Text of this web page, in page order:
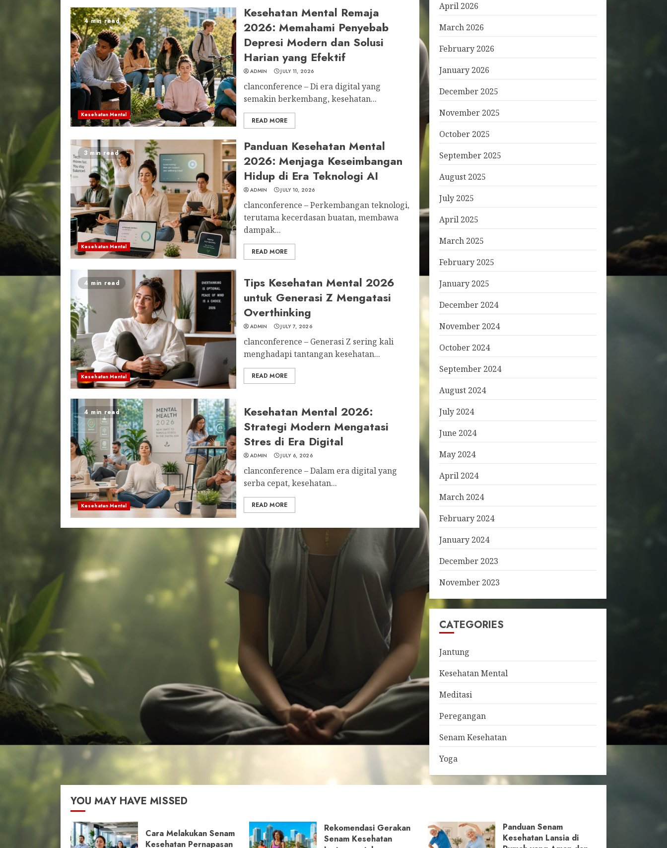
4 min read
Kesehatan Mental
Kesehatan Mental Remaja
2026: Memahami Penyebab
Depresi Modern dan Solusi
Harian yang Efektif
ADMIN JULY 11, 2026
clanconference – Di era digital yang
semakin berkembang, kesehatan...
READ MORE
3 min read
Kesehatan Mental
Panduan Kesehatan Mental
2026: Menjaga Keseimbangan
Hidup di Era Teknologi AI
ADMIN JULY 10, 2026
clanconference – Perkembangan teknologi,
terutama kecerdasan buatan, membawa
dampak...
READ MORE
4 min read
Kesehatan Mental
Tips Kesehatan Mental 2026
untuk Generasi Z Mengatasi
Overthinking
ADMIN JULY 7, 2026
clanconference – Generasi Z sering kali
menghadapi tantangan kesehatan...
READ MORE
4 min read
Kesehatan Mental
Kesehatan Mental 2026:
Strategi Modern Mengatasi
Stres di Era Digital
ADMIN JULY 6, 2026
clanconference – Dalam era digital yang
serba cepat, kesehatan...
READ MORE
April 2026
March 2026
February 2026
January 2026
December 2025
November 2025
October 2025
September 2025
August 2025
July 2025
April 2025
March 2025
February 2025
January 2025
December 2024
November 2024
October 2024
September 2024
August 2024
July 2024
June 2024
May 2024
April 2024
March 2024
February 2024
January 2024
December 2023
November 2023
CATEGORIES
Jantung
Kesehatan Mental
Meditasi
Peregangan
Senam Kesehatan
Yoga
YOU MAY HAVE MISSED
Cara Melakukan Senam
Kesehatan Pernapasan
Rekomendasi Gerakan
Senam Kesehatan
Panduan Senam
Kesehatan Lansia di